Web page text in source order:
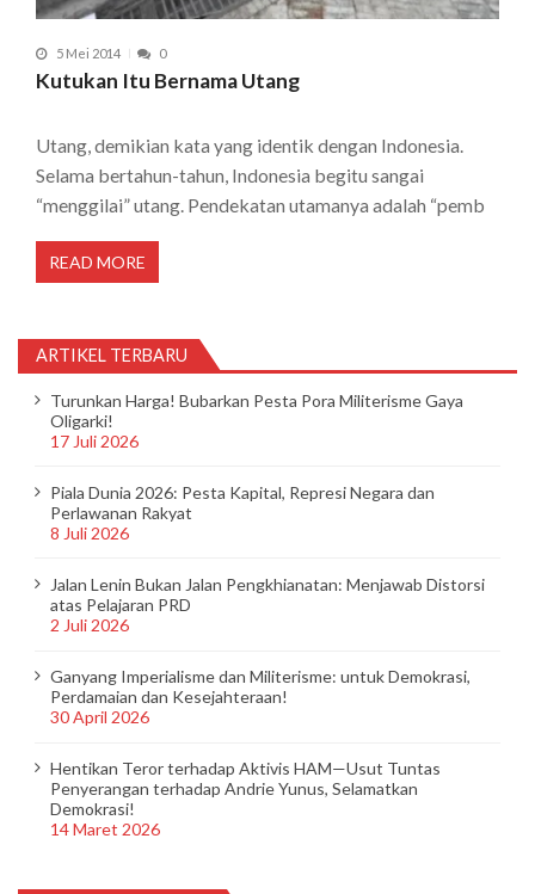
5 Mei 2014 0
Kutukan Itu Bernama Utang
Utang, demikian kata yang identik dengan Indonesia.
Selama bertahun-tahun, Indonesia begitu sangai
“menggilai” utang. Pendekatan utamanya adalah “pemb
READ MORE
ARTIKEL TERBARU
Turunkan Harga! Bubarkan Pesta Pora Militerisme Gaya
Oligarki!
17 Juli 2026
Piala Dunia 2026: Pesta Kapital, Represi Negara dan
Perlawanan Rakyat
8 Juli 2026
Jalan Lenin Bukan Jalan Pengkhianatan: Menjawab Distorsi
atas Pelajaran PRD
2 Juli 2026
Ganyang Imperialisme dan Militerisme: untuk Demokrasi,
Perdamaian dan Kesejahteraan!
30 April 2026
Hentikan Teror terhadap Aktivis HAM—Usut Tuntas
Penyerangan terhadap Andrie Yunus, Selamatkan
Demokrasi!
14 Maret 2026